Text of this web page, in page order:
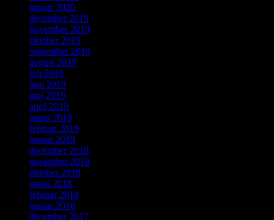
januar 2020
december 2019
november 2019
oktober 2019
september 2019
august 2019
juli 2019
juni 2019
maj 2019
april 2019
marts 2019
februar 2019
januar 2019
december 2018
november 2018
oktober 2018
marts 2018
februar 2018
januar 2018
december 2017